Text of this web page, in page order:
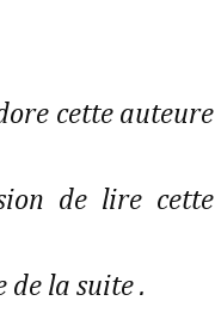
cette auteure
de lire cette
de la suite .